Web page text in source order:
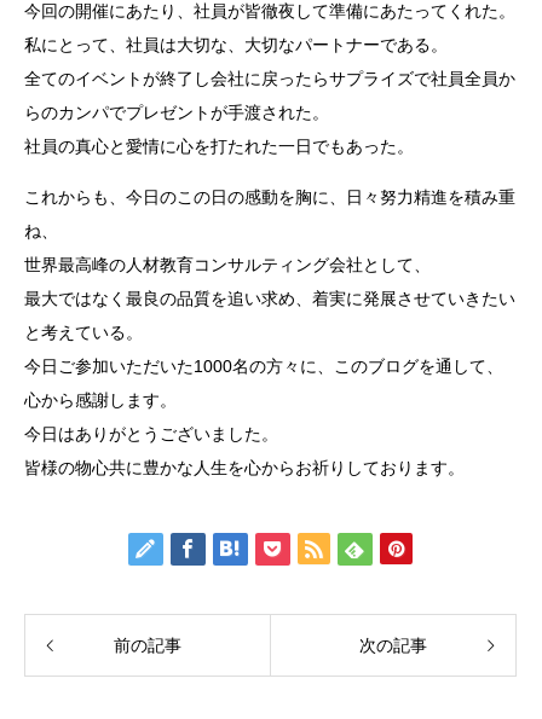
今回の開催にあたり、社員が皆徹夜して準備にあたってくれた。
私にとって、社員は大切な、大切なパートナーである。
全てのイベントが終了し会社に戻ったらサプライズで社員全員か
らのカンパでプレゼントが手渡された。
社員の真心と愛情に心を打たれた一日でもあった。
これからも、今日のこの日の感動を胸に、日々努力精進を積み重
ね、
世界最高峰の人材教育コンサルティング会社として、
最大ではなく最良の品質を追い求め、着実に発展させていきたい
と考えている。
今日ご参加いただいた1000名の方々に、このブログを通して、
心から感謝します。
今日はありがとうございました。
皆様の物心共に豊かな人生を心からお祈りしております。
前の記事 次の記事